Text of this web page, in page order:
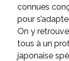
connues
pour
On y
tous à un
japonaise